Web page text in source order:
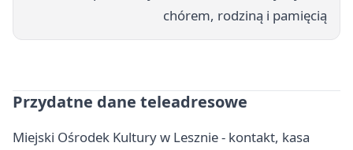
chórem, rodziną i pamięcią
Przydatne dane teleadresowe
Miejski Ośrodek Kultury w Lesznie - kontakt, kasa